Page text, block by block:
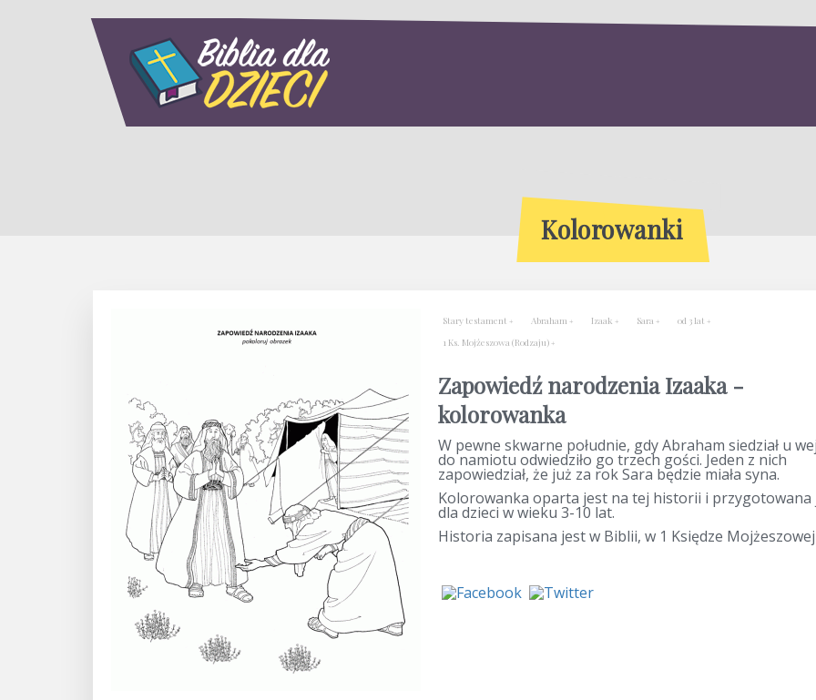
Kolorowanki
Stary testament Abraham Izaak Sara
od 3 lat
1 Ks. Mojżeszowa (Rodzaju)
Zapowiedź narodzenia Izaaka -
kolorowanka
W pewne skwarne południe, gdy Abraham siedział u
do namiotu odwiedziło go trzech gości. Jeden z nich
zapowiedział, że już za rok Sara będzie miała syna.
Kolorowanka oparta jest na tej historii i przygotowana
dla dzieci w wieku 3-10 lat.
Historia zapisana jest w Biblii, w 1 Księdze